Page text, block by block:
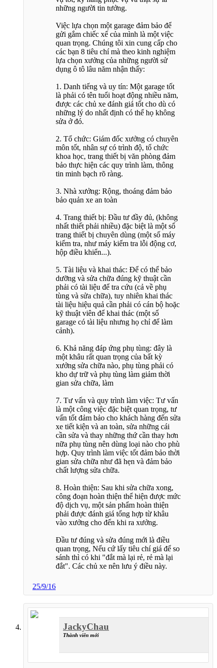
những người tin tưởng.
Việc lựa chọn một garage đảm bảo để
gửi gắm chiếc xế của mình là một việc
quan trọng. Chúng tôi xin cung cấp cho
các bạn 8 tiêu chí mà theo kinh nghiệm
lựa chọn xưởng của những người sử
dụng ô tô lâu năm nhận thấy:
1. Danh tiếng và uy tín: Một garage tốt
là phải có tên tuổi hoạt động nhiều năm,
được các chủ xe đánh giá tốt cho dù có
những lý do nhất định có thể họ không
sửa ở đó.
2. Tổ chức: Giám đốc xưởng có chuyên
môn tốt, nhân sự có trình độ, tổ chức
khoa học, trang thiết bị văn phòng đảm
bảo thực hiện các quy trình làm, thông
tin minh bạch rõ ràng.
3. Nhà xưởng: Rộng, thoáng đảm bảo
bảo quản xe an toàn
4. Trang thiết bị: Đầu tư đầy đủ, (không
nhất thiết phải nhiều) đặc biệt là một số
trang thiết bị chuyên dùng (một số máy
kiểm tra, như máy kiểm tra lỗi động cơ,
hộp điều khiển...).
5. Tài liệu và khai thác: Để có thể bảo
dưỡng và sửa chữa đúng kỹ thuật cần
phải có tài liệu để tra cứu (cả về phụ
tùng và sửa chữa), tuy nhiên khai thác
tài liệu hiệu quả cần phải có cán bộ hoặc
kỹ thuật viên để khai thác (một số
garage có tài liệu nhưng họ chỉ để làm
cảnh).
6. Khả năng đáp ứng phụ tùng: đây là
một khâu rất quan trọng của bất kỳ
xưởng sửa chữa nào, phụ tùng phải có
kho dự trữ và phụ tùng làm giảm thời
gian sửa chữa, làm
7. Tư vấn và quy trình làm việc: Tư vấn
là một công việc đặc biệt quan trọng, tư
vấn tốt đảm bảo cho khách hàng đến sửa
xe tiết kiện và an toàn, sửa những cái
cần sửa và thay những thứ cần thay hơn
nữa phụ tùng nên dùng loại nào cho phù
hợp. Quy trình làm việc tốt đảm bảo thời
gian sửa chữa như đã hẹn và đảm bảo
chất lượng sửa chữa.
8. Hoàn thiện: Sau khi sửa chữa xong,
công đoạn hoàn thiện thể hiện được mức
độ dịch vụ, một sản phẩm hoàn thiện
phải được đánh giá tổng hợp từ khâu
vào xưởng cho đến khi ra xưởng.
Đầu tư đúng và sửa đúng mới là điều
quan trọng, Nếu cứ lấy tiêu chí giá để so
sánh thì có khi "đắt mà lại rẻ, rẻ mà lại
đắt". Các chủ xe nên lưu ý điều này.
25/9/16
JackyChau
Thành viên mới